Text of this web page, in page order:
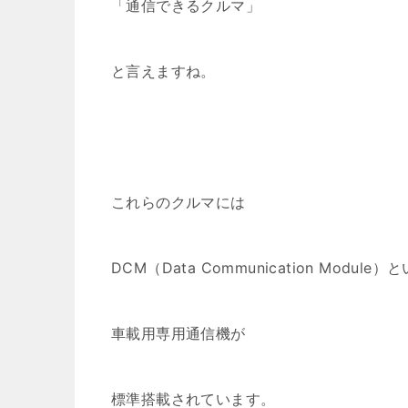
「通信できるクルマ」
と言えますね。
これらのクルマには
DCM（Data Communication Module）と
車載用専用通信機が
標準搭載されています。